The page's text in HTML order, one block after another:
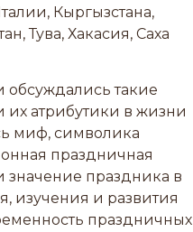
Кыргызстана,
Тува, Хакасия, Саха
такие
их атрибутики в жизни
миф, символика
праздничная
значение праздника в
изучения и развития
праздничных